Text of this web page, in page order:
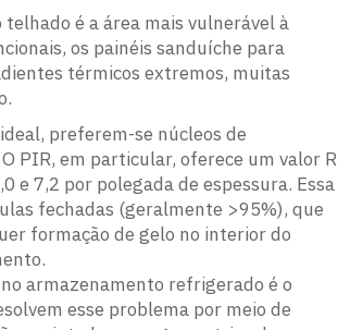
é a área mais vulnerável à
os painéis sanduíche para
térmicos extremos, muitas
preferem-se núcleos de
PIR, em particular, oferece um valor R
7,2 por polegada de espessura. Essa
fechadas (geralmente >95%), que
formação de gelo no interior do
armazenamento refrigerado é o
esse problema por meio de